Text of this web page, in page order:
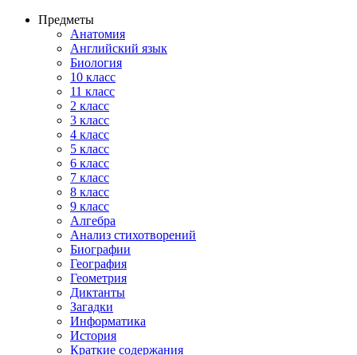
Предметы
Анатомия
Английский язык
Биология
10 класс
11 класс
2 класс
3 класс
4 класс
5 класс
6 класс
7 класс
8 класс
9 класс
Алгебра
Анализ стихотворений
Биографии
География
Геометрия
Диктанты
Загадки
Информатика
История
Краткие содержания